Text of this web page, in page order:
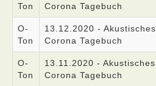
Ton
Corona Tagebuch
O-
Ton
13.12.2020 - Akustisches
Corona Tagebuch
O-
Ton
13.11.2020 - Akustisches
Corona Tagebuch